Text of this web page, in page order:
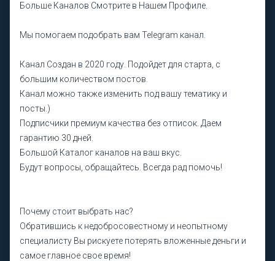
Больше Каналов Смотрите в Нашем Профиле.
Мы помогаем подобрать вам Telegram канал.
Канал Создан в 2020 году. Подойдет для старта, c
большим количеством постов.
Канал можно также изменить под вашу тематику и
посты.)
Подписчики премиум качества без отписок. Даем
гарантию 30 дней.
Большой Каталог каналов на ваш вкус.
Будут вопросы, обращайтесь. Всегда рад помочь!
Почему стоит выбрать нас?
Обратившись к недобросовестному и неопытному
специалисту Вы рискуете потерять вложенные деньги и
самое главное свое время!